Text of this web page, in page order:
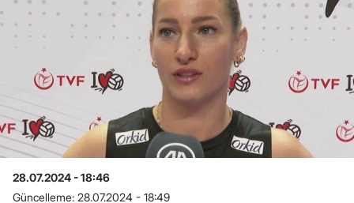
28.07.2024 - 18:46
Güncelleme: 28.07.2024 - 18:49